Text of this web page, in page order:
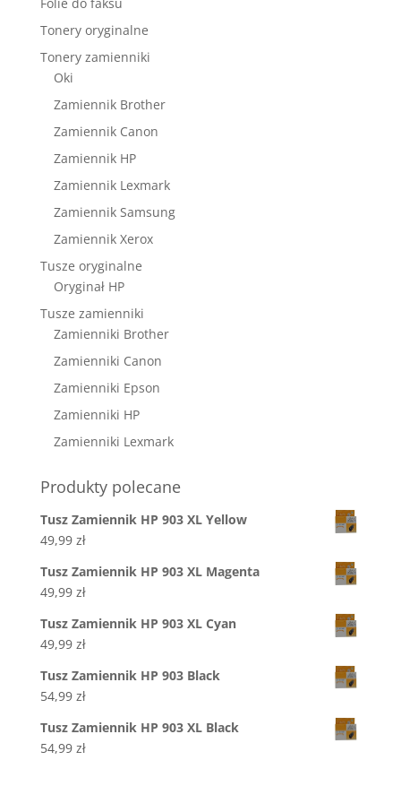
Tonery oryginalne
Tonery zamienniki
Oki
Zamiennik Brother
Zamiennik Canon
Zamiennik HP
Zamiennik Lexmark
Zamiennik Samsung
Zamiennik Xerox
Tusze oryginalne
Oryginał HP
Tusze zamienniki
Zamienniki Brother
Zamienniki Canon
Zamienniki Epson
Zamienniki HP
Zamienniki Lexmark
Produkty polecane
Tusz Zamiennik HP 903 XL Yellow
49,99 zł
Tusz Zamiennik HP 903 XL Magenta
49,99 zł
Tusz Zamiennik HP 903 XL Cyan
49,99 zł
Tusz Zamiennik HP 903 Black
54,99 zł
Tusz Zamiennik HP 903 XL Black
54,99 zł